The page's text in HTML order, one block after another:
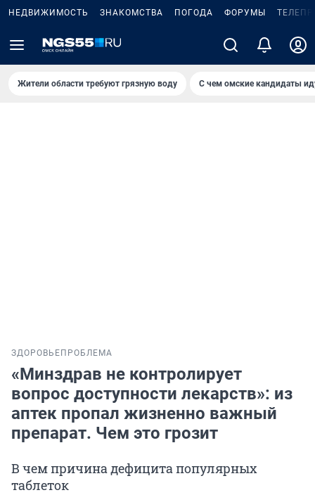
НЕДВИЖИМОСТЬ ЗНАКОМСТВА ПОГОДА ФОРУМЫ
Жители области требуют грязную воду С чем омские кандидаты
ЗДОРОВЬЕ ПРОБЛЕМА
«Минздрав не контролирует
вопрос доступности лекарств»: из
аптек пропал жизненно важный
препарат. Чем это грозит
В чем причина дефицита популярных
таблеток